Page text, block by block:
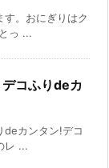
。おにぎりはク
っ ...
コふりdeカ
deカンタン!デコ
レ ...